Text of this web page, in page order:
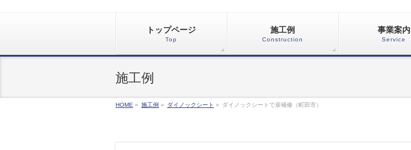
トップページ
Top
施工例
Construction
事業案内
Service
施工例
HOME » 施工例 » ダイノックシート » ダイノックシートで扉補修（町田市）